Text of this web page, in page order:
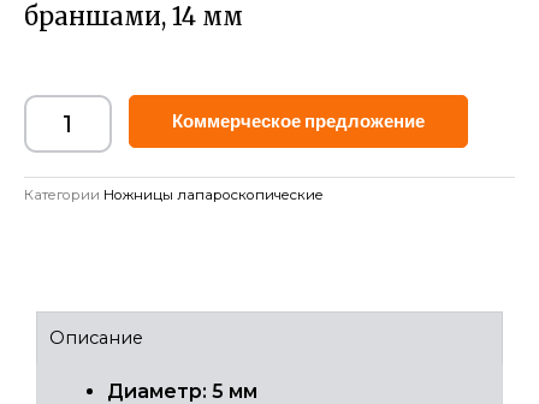
браншами, 14 мм
Коммерческое предложение
Категории Ножницы лапароскопические
Описание
Диаметр: 5 мм